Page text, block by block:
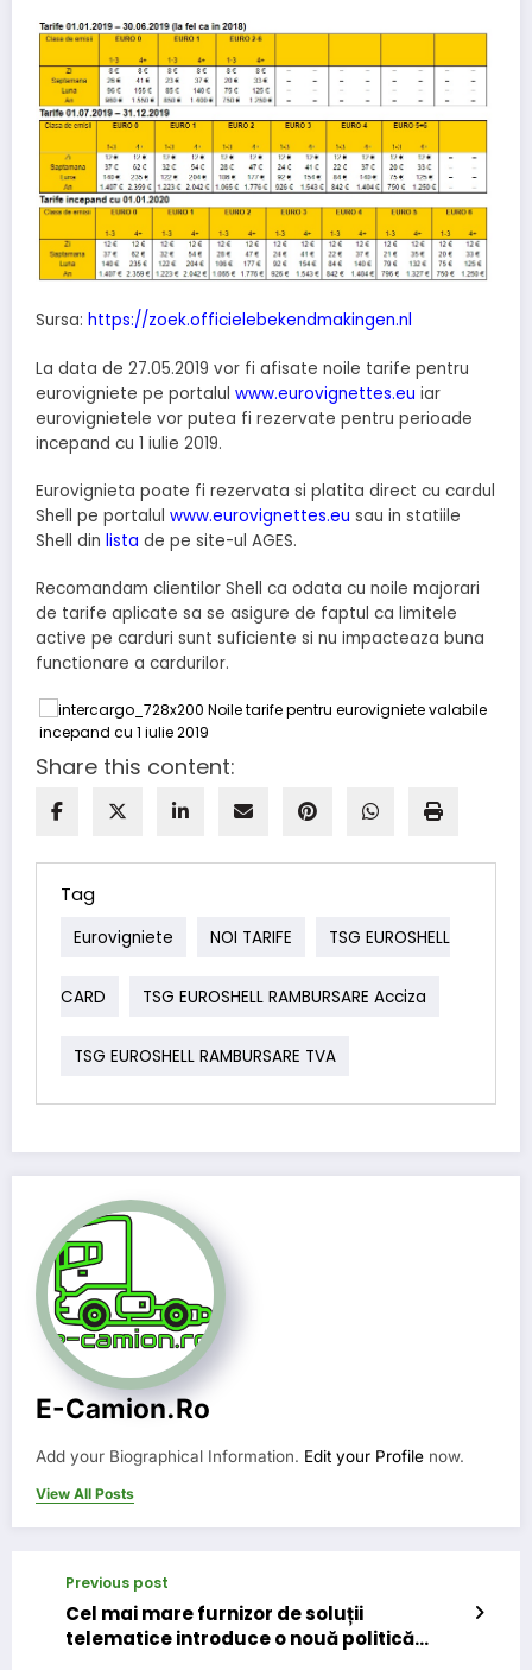
Sursa: https://zoek.officielebekendmakingen.nl
La data de 27.05.2019 vor fi afisate noile tarife pentru
eurovigniete pe portalul www.eurovignettes.eu iar
eurovignietele vor putea fi rezervate pentru perioade
incepand cu 1 iulie 2019.
Eurovignieta poate fi rezervata si platita direct cu cardul
Shell pe portalul www.eurovignettes.eu sau in statiile
Shell din lista de pe site-ul AGES.
Recomandam clientilor Shell ca odata cu noile majorari
de tarife aplicate sa se asigure de faptul ca limitele
active pe carduri sunt suficiente si nu impacteaza buna
functionare a cardurilor.
Share this content:
Tag
Eurovigniete NOI TARIFE TSG EUROSHELL
CARD TSG EUROSHELL RAMBURSARE Acciza
TSG EUROSHELL RAMBURSARE TVA
E-Camion.ro
Add your Biographical Information. Edit your Profile now.
View All Posts
Previous post
Cel mai mare furnizor de soluții
telematice introduce o nouă politică